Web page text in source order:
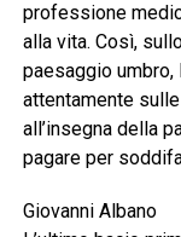
professione
alla vita. Così,
paesaggio umbro,
attentamente
all’insegna della
pagare per
Giovanni Albano